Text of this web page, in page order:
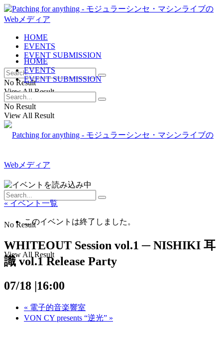
HOME
EVENTS
EVENT SUBMISSION
No Result
View All Result
HOME
EVENTS
EVENT SUBMISSION
No Result
View All Result
No Result
View All Result
« イベント一覧
このイベントは終了しました。
WHITEOUT Session vol.1 ─ NISHIKI 耳
識 vol.1 Release Party
07/18 |16:00
« 電子的音楽響室
VON CY presents “逆光” »